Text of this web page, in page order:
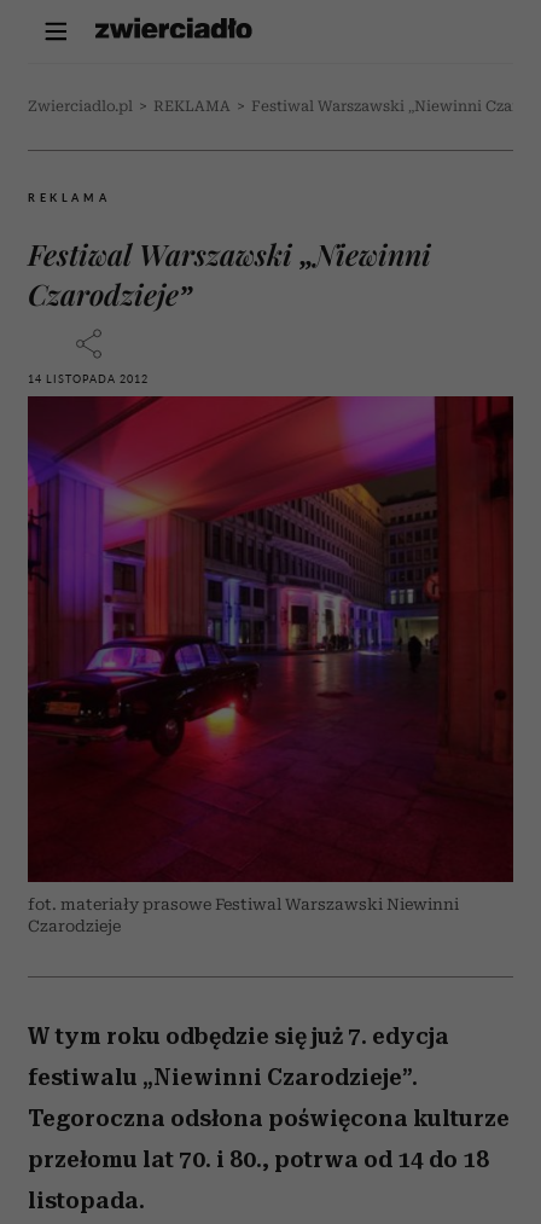
Zwierciadlo.pl > REKLAMA > Festiwal Warszawski „Niewinni
REKLAMA
Festiwal Warszawski „Niewinni
Czarodzieje”
14 LISTOPADA 2012
fot. materiały prasowe Festiwal Warszawski Niewinni
Czarodzieje
W tym roku odbędzie się już 7. edycja
festiwalu „Niewinni Czarodzieje”.
Tegoroczna odsłona poświęcona kulturze
przełomu lat 70. i 80., potrwa od 14 do 18
listopada.